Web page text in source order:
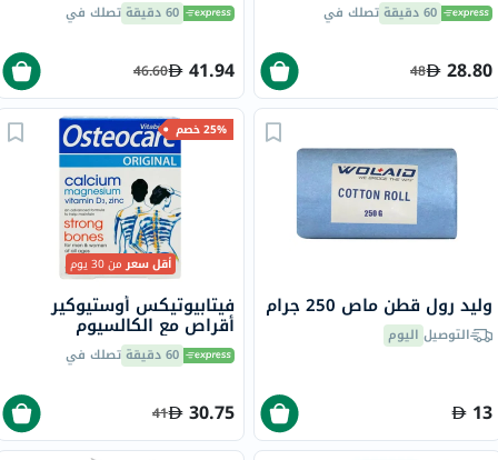
60 دقيقة تصلك في
28.80
48
60 دقيقة تصلك في
41.94
46.60
وليد رول قطن ماص 250 جرام
التوصيل اليوم
13
25% خصم
أقل سعرمن 30 يوم
فيتابيوتيكس أوستيوكير
أقراص مع الكالسيوم
والزنك لقوة العظام، 30 قرص
60 دقيقة تصلك في
30.75
41